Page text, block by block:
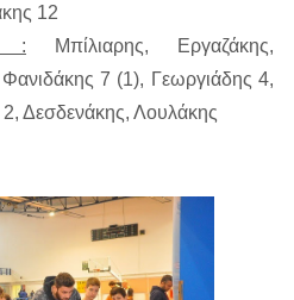
12
: Μπίλιαρης, Εργαζάκης,
7 (1), Γεωργιάδης 4,
Δεσδενάκης, Λουλάκης